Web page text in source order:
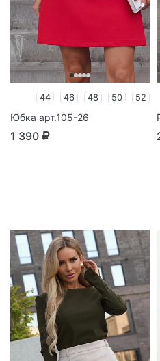
44 46 48 50 52
Юбка арт.105-26
1 390